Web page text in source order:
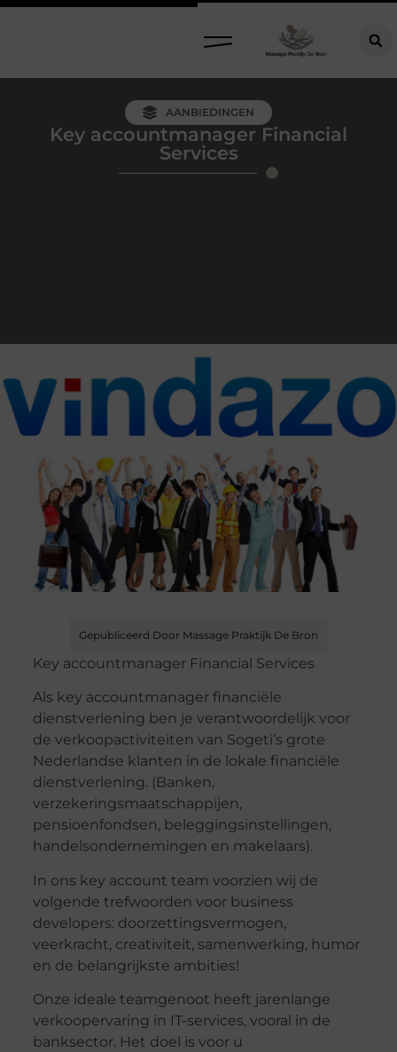
AANBIEDINGEN
Key accountmanager Financial
Services
Gepubliceerd Door Massage Praktijk De Bron
Key accountmanager Financial Services
Als key accountmanager financiële
dienstverlening ben je verantwoordelijk voor
de verkoopactiviteiten van Sogeti’s grote
Nederlandse klanten in de lokale financiële
dienstverlening. (Banken,
verzekeringsmaatschappijen,
pensioenfondsen, beleggingsinstellingen,
handelsondernemingen en makelaars).
In ons key account team voorzien wij de
volgende trefwoorden voor business
developers: doorzettingsvermogen,
veerkracht, creativiteit, samenwerking, humor
en de belangrijkste ambities!
Onze ideale teamgenoot heeft jarenlange
verkoopervaring in IT-services, vooral in de
banksector. Het doel is voor u